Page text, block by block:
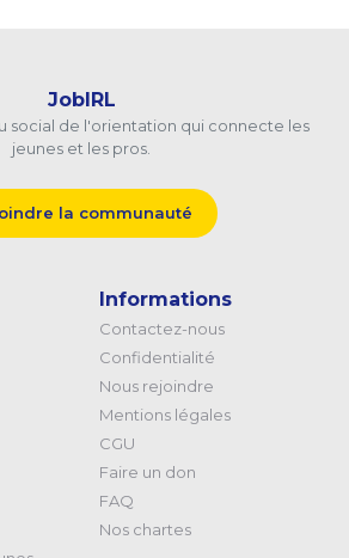
JobIRL
social de l'orientation qui connecte les
jeunes et les pros.
la communauté
Informations
Contactez-nous
Confidentialité
Nous rejoindre
Mentions légales
CGU
Faire un don
FAQ
Nos chartes